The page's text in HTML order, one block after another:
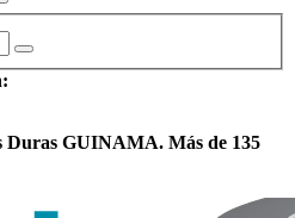
Duras GUINAMA. Más de 135